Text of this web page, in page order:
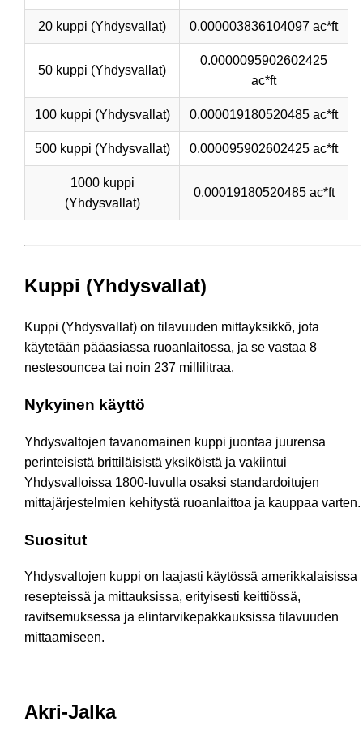
20 kuppi (Yhdysvallat) 0.000003836104097 ac*ft
50 kuppi (Yhdysvallat)
0.0000095902602425
ac*ft
100 kuppi (Yhdysvallat) 0.000019180520485 ac*ft
500 kuppi (Yhdysvallat) 0.000095902602425 ac*ft
1000 kuppi
(Yhdysvallat)
0.00019180520485 ac*ft
Kuppi (Yhdysvallat)
Kuppi (Yhdysvallat) on tilavuuden mittayksikkö, jota
käytetään pääasiassa ruoanlaitossa, ja se vastaa 8
nestesouncea tai noin 237 millilitraa.
Nykyinen käyttö
Yhdysvaltojen tavanomainen kuppi juontaa juurensa
perinteisistä brittiläisistä yksiköistä ja vakiintui
Yhdysvalloissa 1800-luvulla osaksi standardoitujen
mittajärjestelmien kehitystä ruoanlaittoa ja kauppaa varten.
Suositut
Yhdysvaltojen kuppi on laajasti käytössä amerikkalaisissa
resepteissä ja mittauksissa, erityisesti keittiössä,
ravitsemuksessa ja elintarvikepakkauksissa tilavuuden
mittaamiseen.
Akri-Jalka